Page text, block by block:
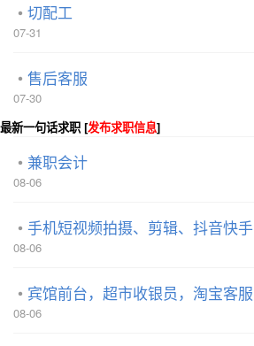
切配工
07-31
售后客服
07-30
最新一句话求职 [发布求职信息]
兼职会计
08-06
手机短视频拍摄、剪辑、抖音快手
08-06
宾馆前台，超市收银员，淘宝客服
08-06